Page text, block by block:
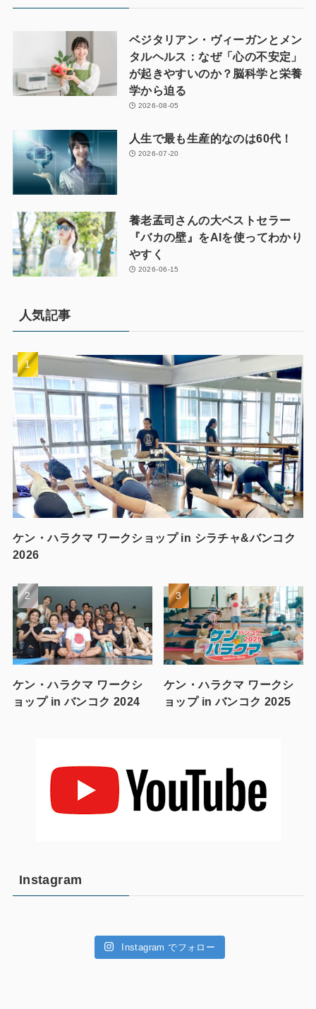
ベジタリアン・ヴィーガンとメン
タルヘルス：なぜ「心の不安定」
が起きやすいのか？脳科学と栄養
学から迫る
2026-08-05
人生で最も生産的なのは60代！
2026-07-20
養老孟司さんの大ベストセラー
『バカの壁』をAIを使ってわかり
やすく
2026-06-15
人気記事
ケン・ハラクマ ワークショップ in シラチャ&バンコク
2026
ケン・ハラクマ ワークシ
ョップ in バンコク 2024
ケン・ハラクマ ワークシ
ョップ in バンコク 2025
Instagram
Instagram でフォロー